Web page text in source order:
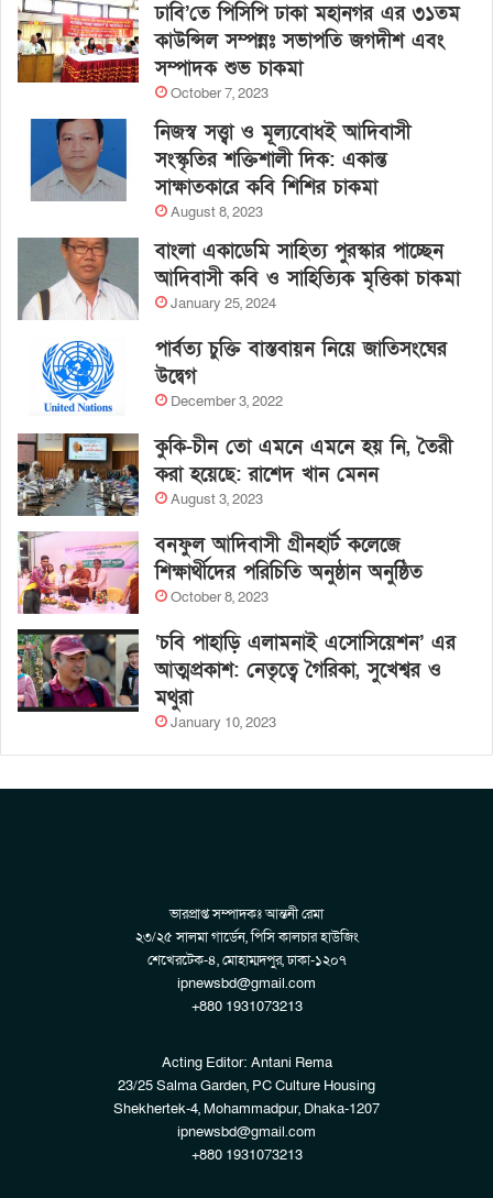
ঢাবি’তে পিসিপি ঢাকা মহানগর এর ৩১তম
কাউন্সিল সম্পন্নঃ সভাপতি জগদীশ এবং
সম্পাদক শুভ চাকমা
October 7, 2023
নিজস্ব সত্ত্বা ও মূল্যবোধই আদিবাসী
সংস্কৃতির শক্তিশালী দিক: একান্ত
সাক্ষাতকারে কবি শিশির চাকমা
August 8, 2023
বাংলা একাডেমি সাহিত্য পুরস্কার পাচ্ছেন
আদিবাসী কবি ও সাহিত্যিক মৃত্তিকা চাকমা
January 25, 2024
পার্বত্য চুক্তি বাস্তবায়ন নিয়ে জাতিসংঘের
উদ্বেগ
December 3, 2022
কুকি-চীন তো এমনে এমনে হয় নি, তৈরী
করা হয়েছে: রাশেদ খান মেনন
August 3, 2023
বনফুল আদিবাসী গ্রীনহার্ট কলেজে
শিক্ষার্থীদের পরিচিতি অনুষ্ঠান অনুষ্ঠিত
October 8, 2023
‘চবি পাহাড়ি এলামনাই এসোসিয়েশন’ এর
আত্মপ্রকাশ: নেতৃত্বে গৈরিকা, সুখেশ্বর ও
মথুরা
January 10, 2023
ভারপ্রাপ্ত সম্পাদকঃ আন্তনী রেমা
২৩/২৫ সালমা গার্ডেন, পিসি কালচার হাউজিং
শেখেরটেক-৪, মোহাম্মদপুর, ঢাকা-১২০৭
ipnewsbd@gmail.com
+880 1931073213
Acting Editor: Antani Rema
23/25 Salma Garden, PC Culture Housing
Shekhertek-4, Mohammadpur, Dhaka-1207
ipnewsbd@gmail.com
+880 1931073213